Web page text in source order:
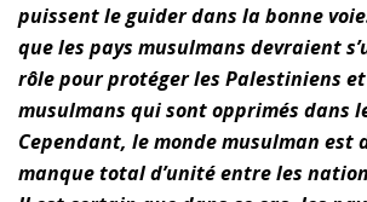
puissent le guider dans la bonne
que les pays musulmans devraient
rôle pour protéger les Palestiniens
musulmans qui sont opprimés dans
Cependant, le monde musulman est
manque total d’unité entre les